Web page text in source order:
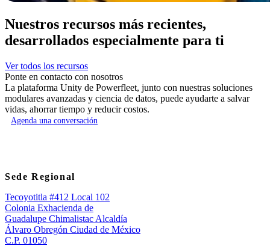
Nuestros recursos más recientes,
desarrollados especialmente para ti
Ver todos los recursos
Ponte en contacto con nosotros
La plataforma Unity de Powerfleet, junto con nuestras soluciones
modulares avanzadas y ciencia de datos, puede ayudarte a salvar
vidas, ahorrar tiempo y reducir costos.
Agenda una conversación
Sede Regional
Tecoyotitla #412 Local 102
Colonia Exhacienda de
Guadalupe Chimalistac Alcaldía
Álvaro Obregón Ciudad de México
C.P. 01050